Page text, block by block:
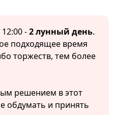
-2 лунный день.
подходящее время
торжеств, тем более
решением в этот
обдумать и принять